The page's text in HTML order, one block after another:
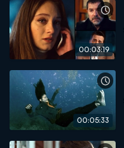
00:03:19
00:05:33